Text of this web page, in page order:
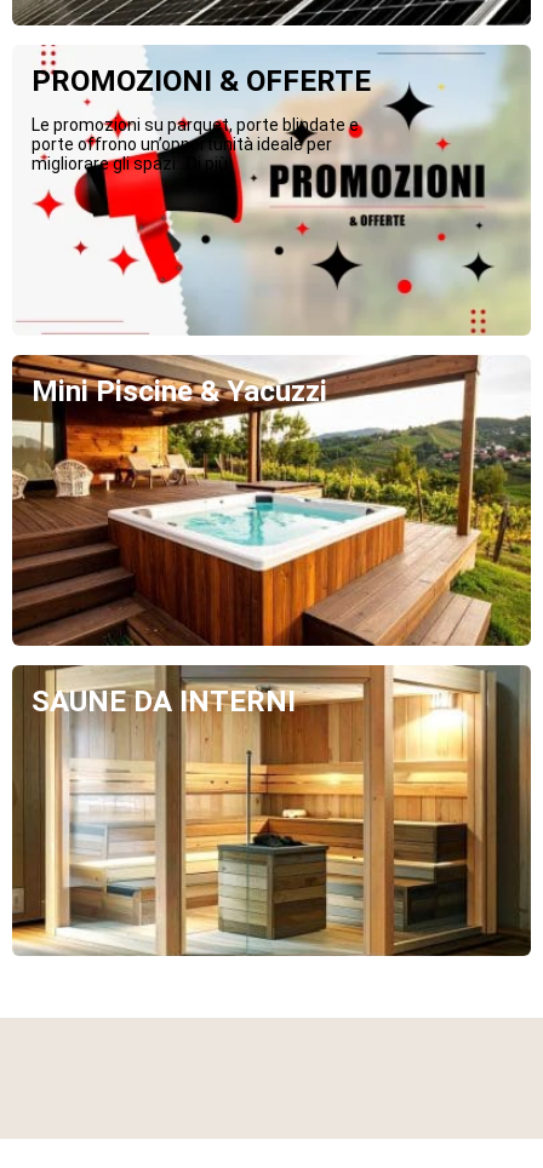
PROMOZIONI & OFFERTE
Le promozioni su parquet, porte blindate e
porte offrono un’opportunità ideale per
migliorare gli spazi...Di più
Mini Piscine & Yacuzzi
SAUNE DA INTERNI